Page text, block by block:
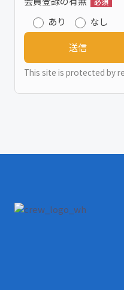
あり なし
This site is protected by